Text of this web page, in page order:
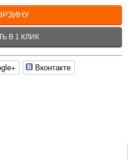
В 1 КЛИК
Вконтакте